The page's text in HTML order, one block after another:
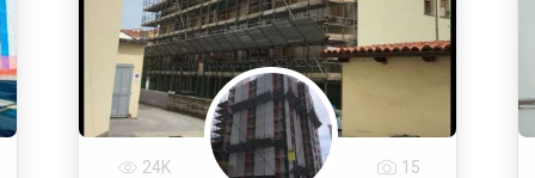
24K 15